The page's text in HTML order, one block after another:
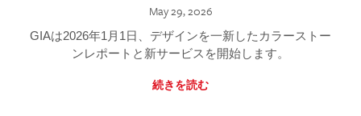
May 29, 2026
GIAは2026年1月1日、デザインを一新したカラーストー
ンレポートと新サービスを開始します。
続きを読む